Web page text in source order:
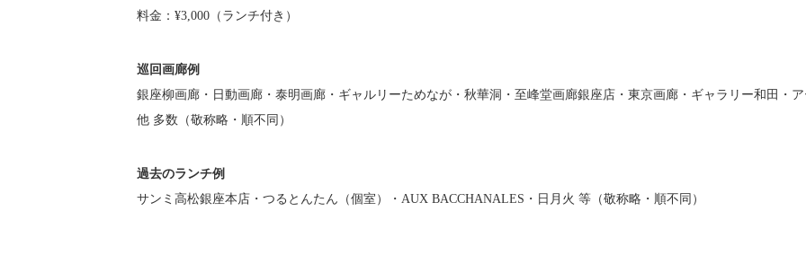
料金：¥3,000（ランチ付き）
巡回画廊例
銀座柳画廊・日動画廊・泰明画廊・ギャルリーためなが・秋華洞・至峰堂画廊銀座店・東京画廊・ギャラリー和田・
他 多数（敬称略・順不同）
過去のランチ例
サンミ高松銀座本店・つるとんたん（個室）・AUX BACCHANALES・日月火 等（敬称略・順不同）